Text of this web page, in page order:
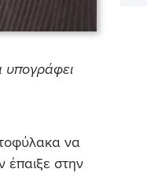
υπογράφει
να
έπαιξε στην